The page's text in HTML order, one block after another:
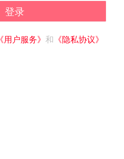
登录
《用户服务》 和 《隐私协议》